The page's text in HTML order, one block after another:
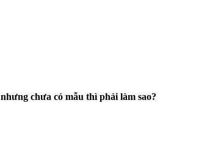
chưa có mẫu thì phải làm sao?